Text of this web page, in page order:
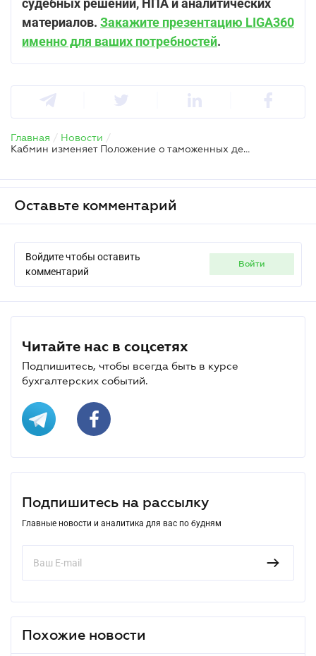
материалов. Закажите презентацию LIGA360
именно для ваших потребностей.
Главная / Новости /
Кабмин изменяет Положение о таможенных декларациях
Оставьте комментарий
Войдите чтобы оставить
комментарий
войти
Читайте нас в соцсетях
Подпишитесь, чтобы всегда быть в курсе
бухгалтерских событий.
Подпишитесь на рассылку
Главные новости и аналитика для вас по будням
Похожие новости